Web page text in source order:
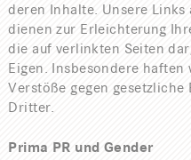
deren Inhalte. Unsere
dienen zur Erleichterung
die auf verlinkten Seiten
Eigen. Insbesondere
Verstöße gegen gesetzliche
Dritter.
Prima PR und Gender